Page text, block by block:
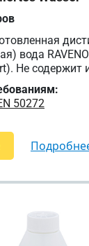
вода
Не содержит
50272